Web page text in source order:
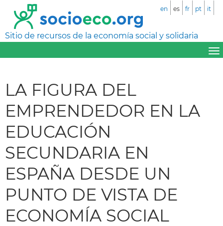
Sitio de recursos de la economía social y solidaria
en es fr pt it
LA FIGURA DEL
EMPRENDEDOR EN LA
EDUCACIÓN
SECUNDARIA EN
ESPAÑA DESDE UN
PUNTO DE VISTA DE
ECONOMÍA SOCIAL